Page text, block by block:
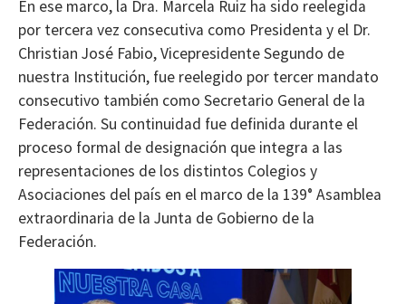
En ese marco, la Dra. Marcela Ruiz ha sido reelegida
por tercera vez consecutiva como Presidenta y el Dr.
Christian José Fabio, Vicepresidente Segundo de
nuestra Institución, fue reelegido por tercer mandato
consecutivo también como Secretario General de la
Federación. Su continuidad fue definida durante el
proceso formal de designación que integra a las
representaciones de los distintos Colegios y
Asociaciones del país en el marco de la 139° Asamblea
extraordinaria de la Junta de Gobierno de la
Federación.